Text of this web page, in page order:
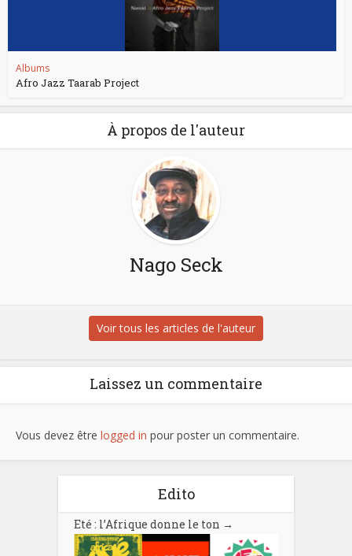
Albums
Afro Jazz Taarab Project
À propos de l'auteur
Nago Seck
Voir tous les articles de l'auteur
Laissez un commentaire
Vous devez être logged in pour poster un commentaire.
Edito
Eté : l’Afrique donne le ton →